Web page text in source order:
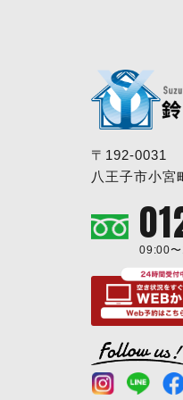
〒192-0031
八王子市小宮
09:00